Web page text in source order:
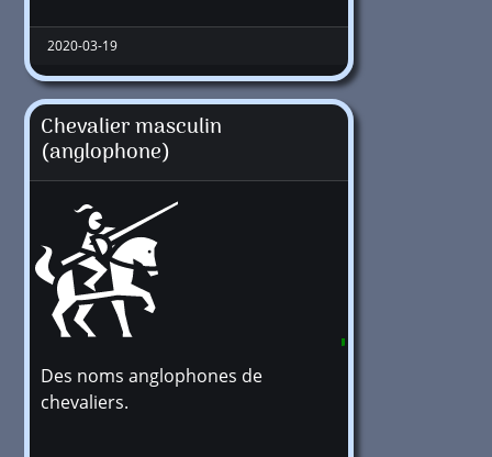
2020-03-19
Chevalier masculin
(anglophone)
342583
Des noms anglophones de
chevaliers.